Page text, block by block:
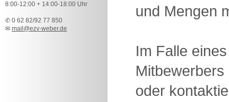
8:00-12:00 + 14:00-18:00 Uhr
✆ 0 62 82/92 77 850
✉ mail@ezv-weber.de
und Mengen
Im Falle
oder